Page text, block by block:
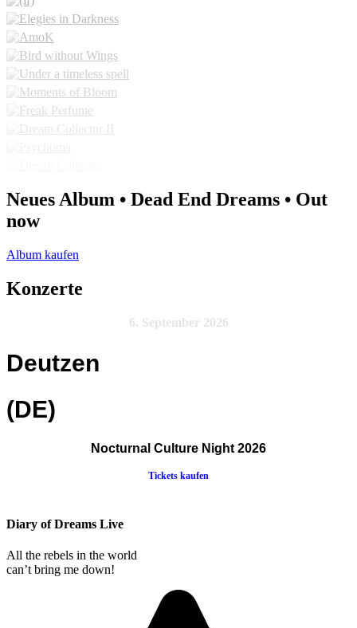
Neues Album • Dead End Dreams • Out
now
Album kaufen
Konzerte
6. September 2026
Deutzen
(DE)
Nocturnal Culture Night 2026
Tickets kaufen
Diary of Dreams Live
All the rebels in the world
can’t bring me down!